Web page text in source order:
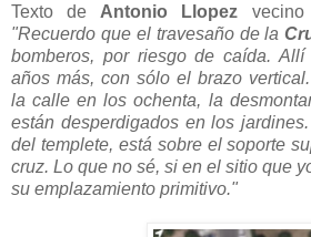
Texto de Antonio Llopez
"Recuerdo que el travesaño de la
bomberos, por riesgo de caída. Allí
años más, con sólo el brazo
la calle en los ochenta, la
están desperdigados en los
del templete, está sobre el soporte
cruz. Lo que no sé, si en el sitio que
su emplazamiento primitivo."